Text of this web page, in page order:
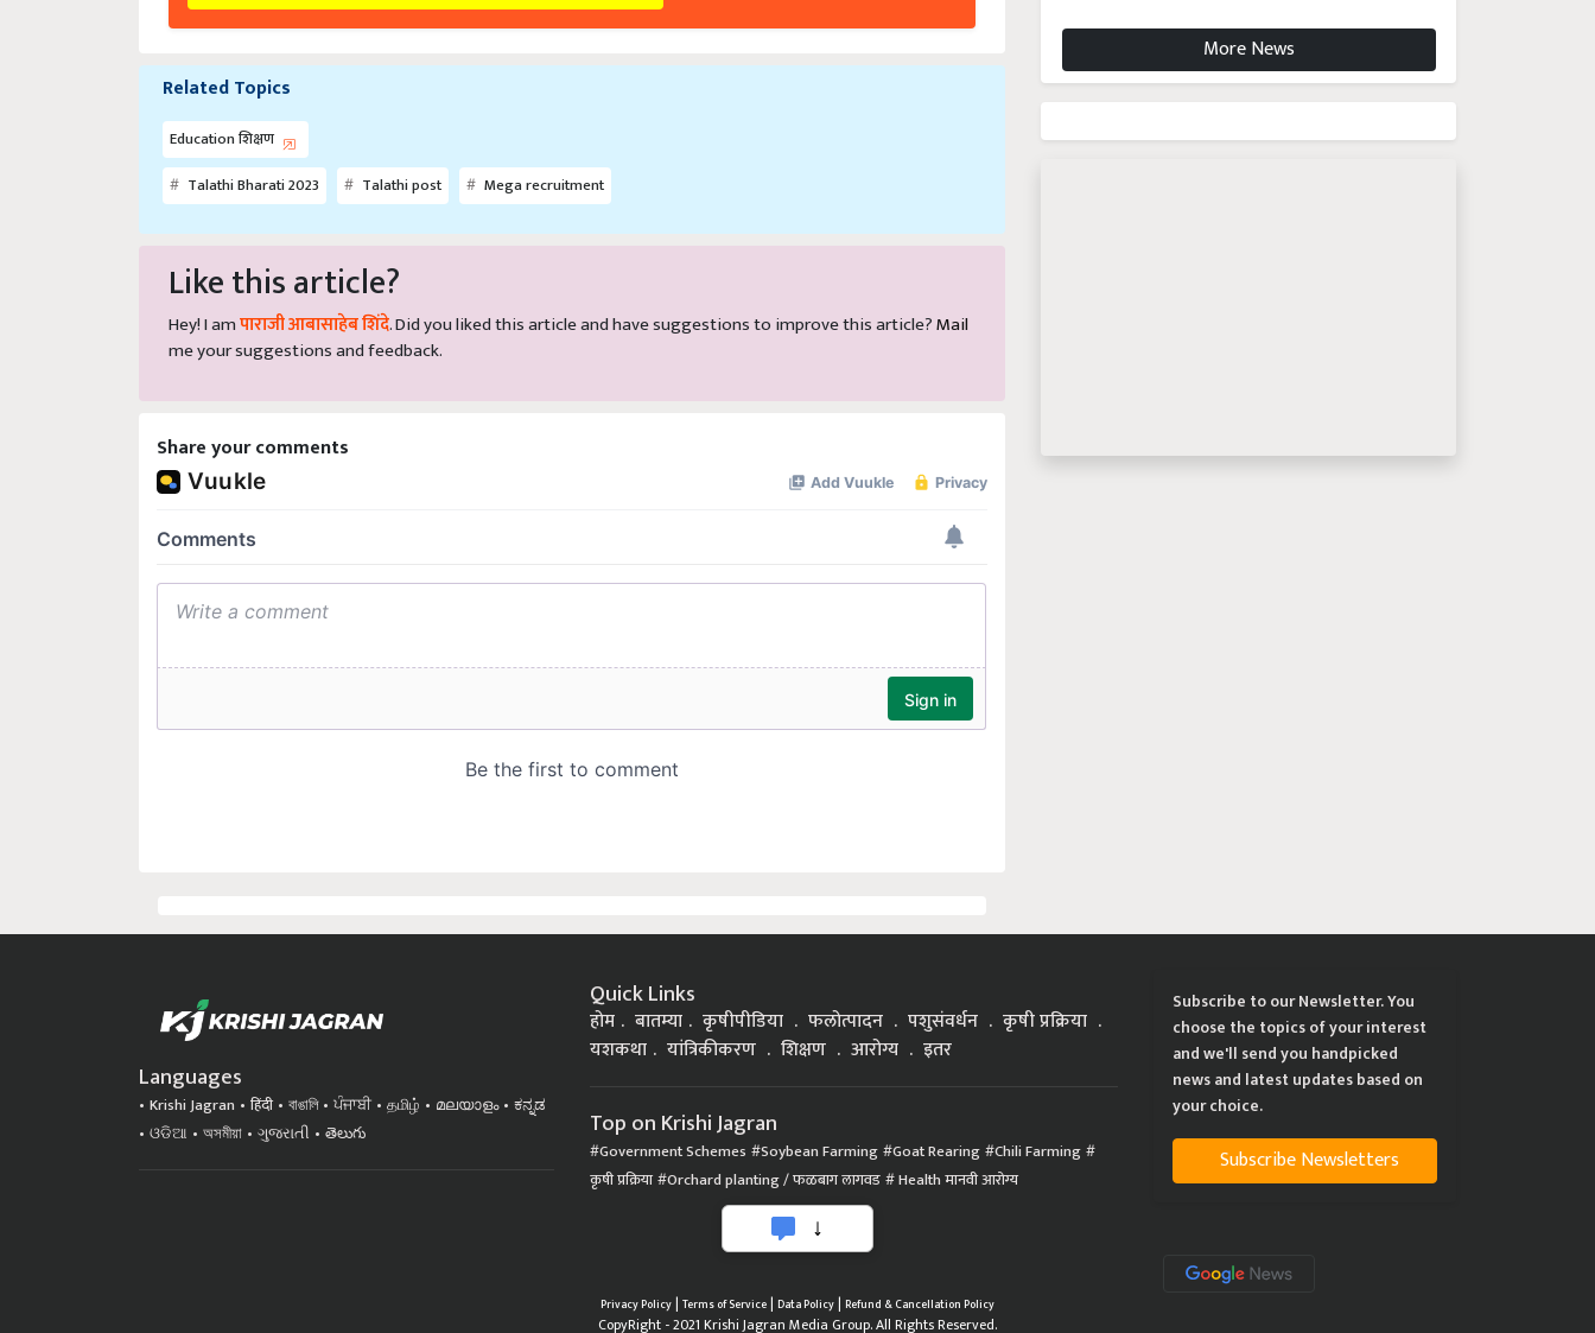
Related Topics
Education शिक्षण
Talathi Bharati 2023
Talathi post Mega recruitment
Like this article?
Hey! I am पाराजी आबासाहेब शिंदे . Did you liked this article and have suggestions to improve this article? Mail
me your suggestions and feedback.
Share your comments
More News
Languages
Krishi Jagran हिंदी বাঙালি ਪੰਜਾਬੀ தமிழ் മലയാളം
ಕನ್ನಡ
ଓଡିଆ
অসমীয়া ગુજરાતી తెలుగు
Quick Links
होम बातम्या कृषीपीडिया फलोत्पादन पशुसंवर्धन
कृषी प्रक्रिया
यशकथा
यांत्रिकीकरण शिक्षण आरोग्य इतर
Top on Krishi Jagran
Government Schemes Soybean Farming Goat Rearing
Chili Farming
कृषी प्रक्रिया
Orchard planting / फळबाग लागवड Health मानवी आरोग्य
Subscribe to our Newsletter. You
choose the topics of your interest
and we'll send you handpicked
news and latest updates based on
your choice.
Subscribe Newsletters
| | |
CopyRight - 2021 Krishi Jagran Media Group. All Rights Reserved.